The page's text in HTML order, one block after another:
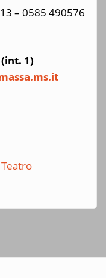
– 0585 490576
1)